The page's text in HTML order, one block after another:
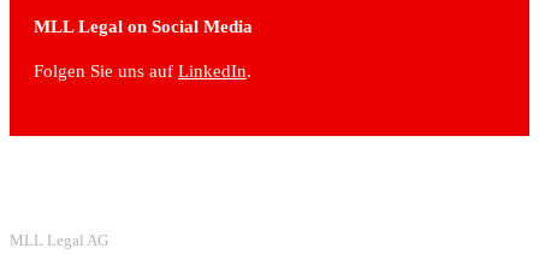
MLL Legal on Social Media
Folgen Sie uns auf LinkedIn.
MLL Legal AG